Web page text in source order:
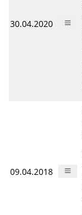
30.04.2020
09.04.2018